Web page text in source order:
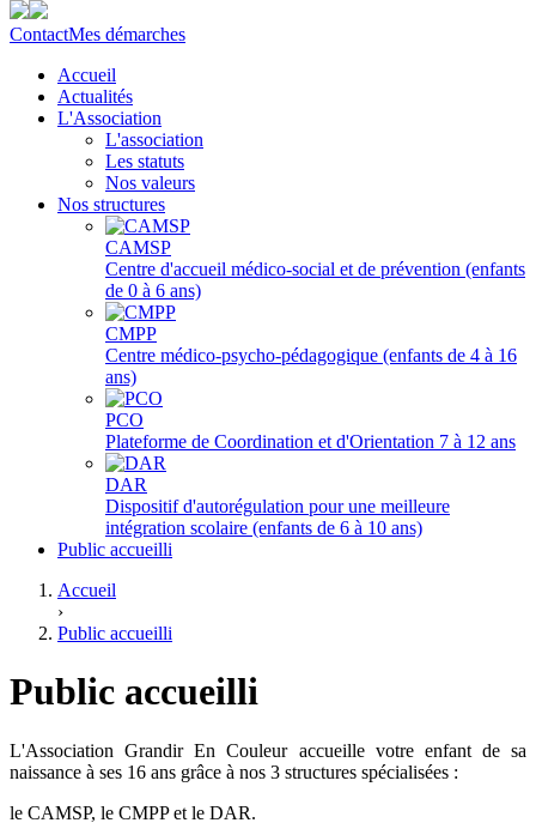
ContactMes démarches
Accueil
Actualités
L'Association
L'association
Les statuts
Nos valeurs
Nos structures
CAMSP
Centre d'accueil médico-social et de prévention (enfants
de 0 à 6 ans)
CMPP
Centre médico-psycho-pédagogique (enfants de 4 à 16
ans)
PCO
Plateforme de Coordination et d'Orientation 7 à 12 ans
DAR
Dispositif d'autorégulation pour une meilleure
intégration scolaire (enfants de 6 à 10 ans)
Public accueilli
Accueil
›
Public accueilli
Public accueilli
L'Association Grandir En Couleur accueille votre enfant de sa
naissance à ses 16 ans grâce à nos 3 structures spécialisées :
le CAMSP, le CMPP et le DAR.